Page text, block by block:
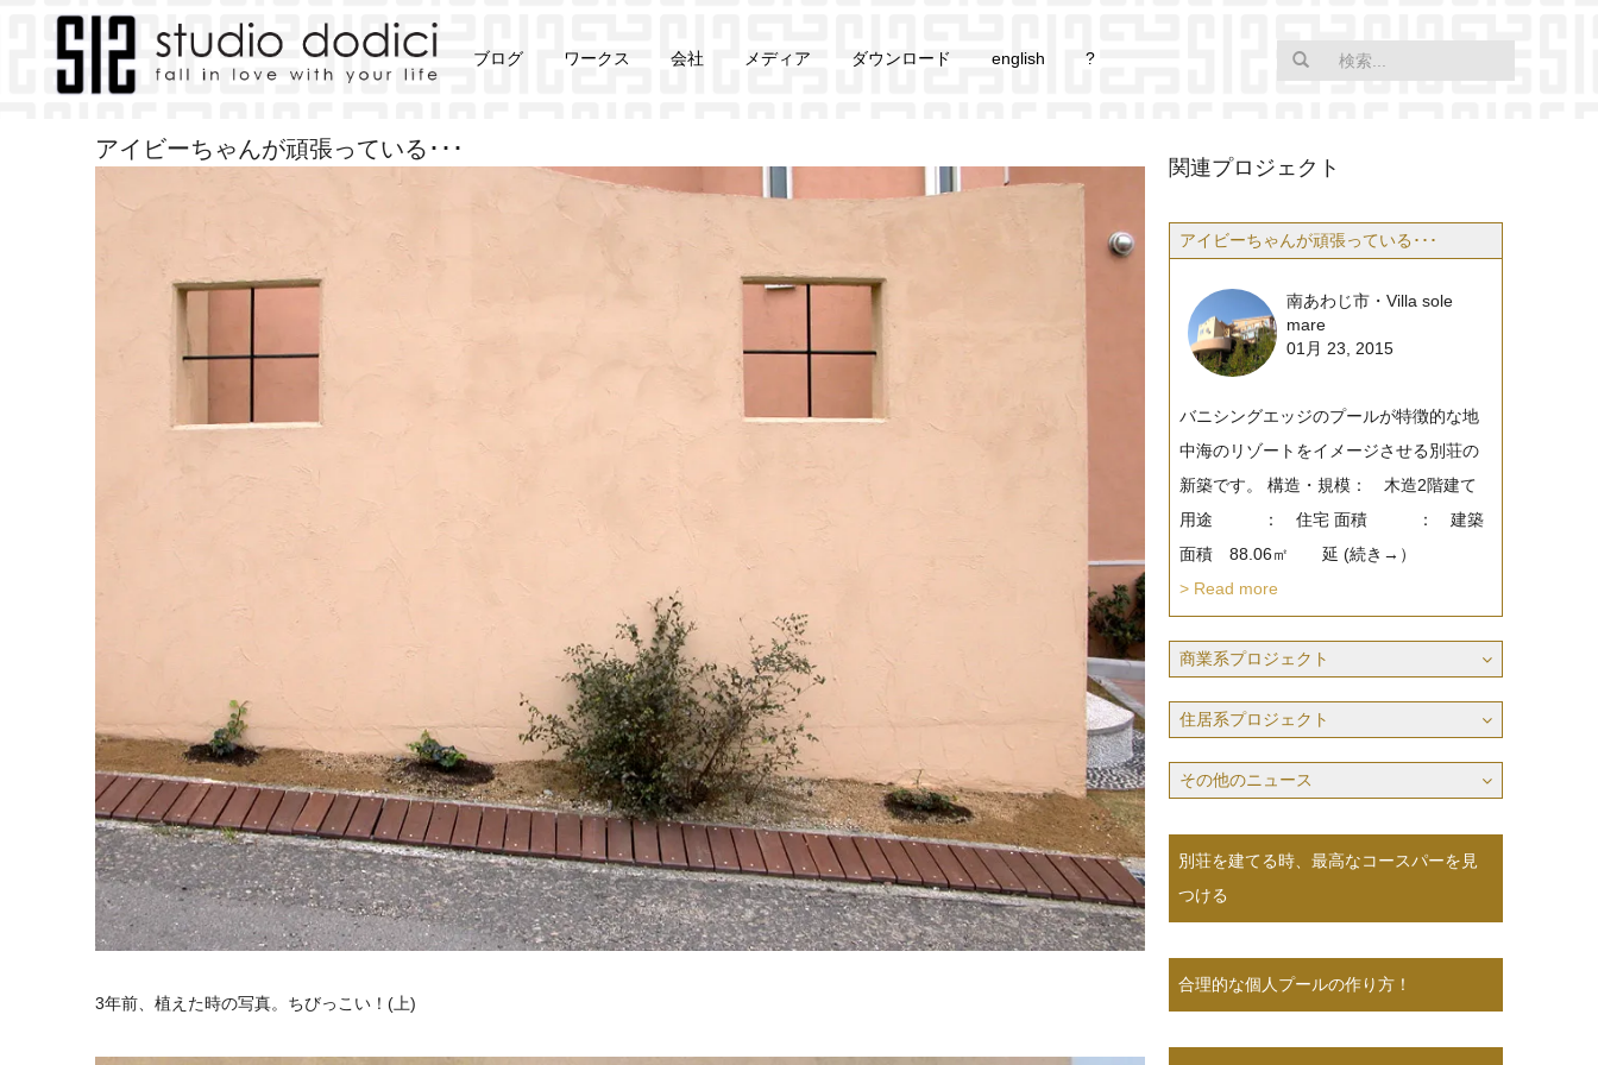
ブログ ワークス 会社 メディア ダウンロード english ?
Home
アイビーちゃんが頑張っている･･･
3年前、植えた時の写真。ちびっこい！(上)
関連プロジェクト
アイビーちゃんが頑張っている･･･
南あわじ市・Villa sole
mare
01月 23, 2015
バニシングエッジのプールが特徴的な地
中海のリゾートをイメージさせる別荘の
新築です。 構造・規模： 木造2階建て
用途 ： 住宅 面積 ： 建築
面積 88.06㎡ 延 (続き→）
> Read more
商業系プロジェクト
住居系プロジェクト
その他のニュース
別荘を建てる時、最高なコースパーを見
つける
合理的な個人プールの作り方！